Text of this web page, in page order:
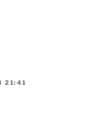
21:41